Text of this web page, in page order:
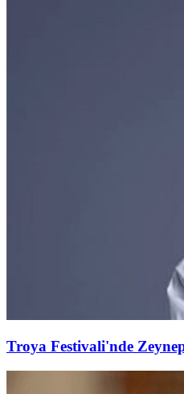
Troya Festivali'nde